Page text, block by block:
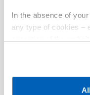
In the absence of
any type of cookies –
policy.